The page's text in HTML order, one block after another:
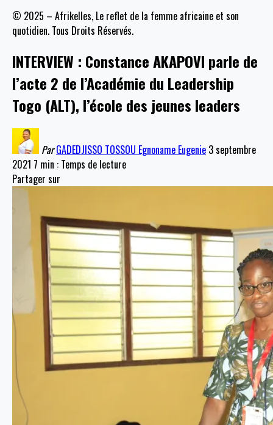
© 2025 – Afrikelles, Le reflet de la femme africaine et son
quotidien. Tous Droits Réservés.
INTERVIEW : Constance AKAPOVI parle de
l’acte 2 de l’Académie du Leadership
Togo (ALT), l’école des jeunes leaders
Par GADEDJISSO TOSSOU Egnoname Eugenie 3 septembre
2021 7 min : Temps de lecture
Partager sur